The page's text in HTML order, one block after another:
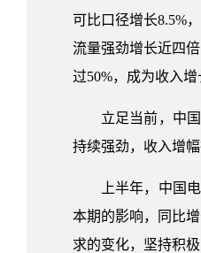
可比口径增长8.5%
流量强劲增长近四
过50%，成为收入增
立足当前，中
持续强劲，收入增幅
上半年，中国
本期的影响，同比
求的变化，坚持积